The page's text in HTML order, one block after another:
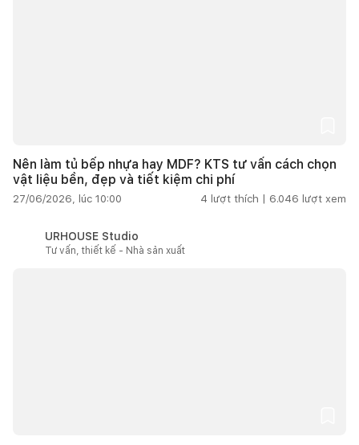
Nên làm tủ bếp nhựa hay MDF? KTS tư vấn cách chọn
vật liệu bền, đẹp và tiết kiệm chi phí
27/06/2026, lúc 10:00 4 lượt thích | 6.046 lượt xem
URHOUSE Studio
Tư vấn, thiết kế - Nhà sản xuất